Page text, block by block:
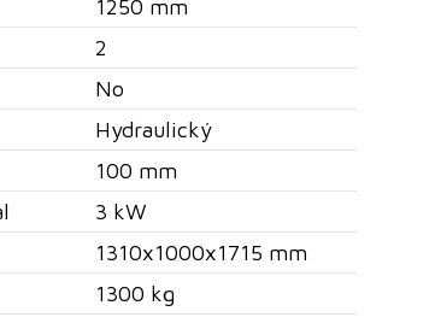
1250 mm
2
No
Hydraulický
100 mm
3 kW
1310x1000x1715 mm
1300 kg